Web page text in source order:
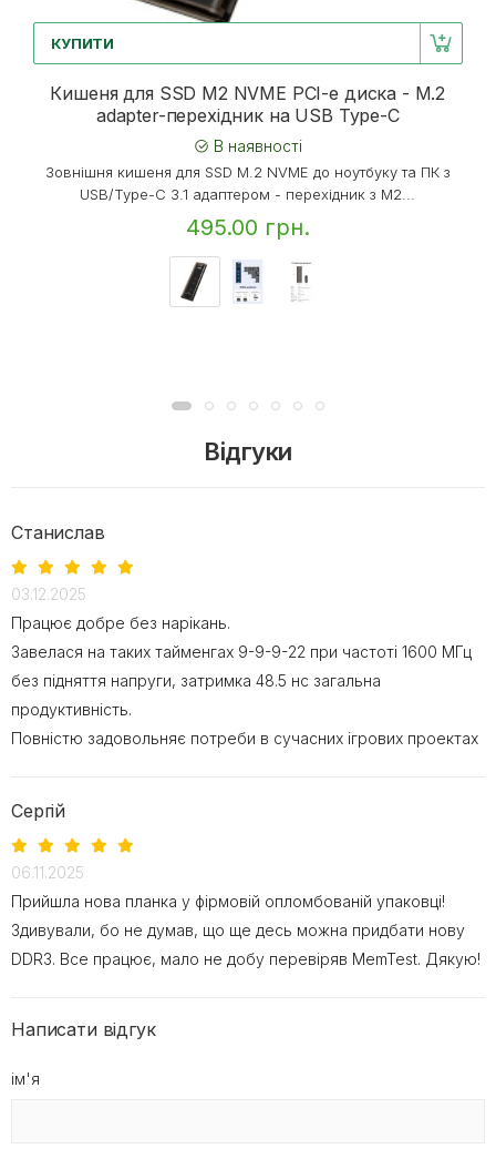
КУПИТИ
Кишеня для SSD M2 NVME PCI-e диска - M.2
adapter-перехідник на USB Type-C
В наявності
Зовнішня кишеня для SSD M.2 NVME до ноутбуку та ПК з
USB/Type-C 3.1 адаптером - перехідник з M2...
495.00 грн.
Відгуки
Станислав
03.12.2025
Працює добре без нарікань.
Завелася на таких тайменгах 9-9-9-22 при частоті 1600 МГц
без підняття напруги, затримка 48.5 нс загальна
продуктивність.
Повністю задовольняє потреби в сучасних ігрових проектах
Сергій
06.11.2025
Прийшла нова планка у фірмовій опломбованій упаковці!
Здивували, бо не думав, що ще десь можна придбати нову
DDR3. Все працює, мало не добу перевіряв MemTest. Дякую!
Написати відгук
ім'я